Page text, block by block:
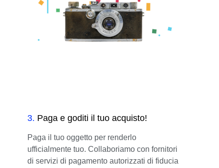
3. Paga e goditi il tuo acquisto!
Paga il tuo oggetto per renderlo
ufficialmente tuo. Collaboriamo con fornitori
di servizi di pagamento autorizzati di fiducia